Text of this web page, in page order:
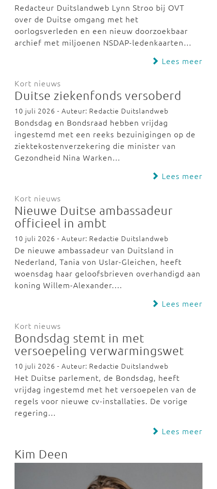
Redacteur Duitslandweb Lynn Stroo bij OVT
over de Duitse omgang met het
oorlogsverleden en een nieuw doorzoekbaar
archief met miljoenen NSDAP-ledenkaarten…
Lees meer
Kort nieuws
Duitse ziekenfonds versoberd
10 juli 2026 - Auteur: Redactie Duitslandweb
Bondsdag en Bondsraad hebben vrijdag
ingestemd met een reeks bezuinigingen op de
ziektekostenverzekering die minister van
Gezondheid Nina Warken…
Lees meer
Kort nieuws
Nieuwe Duitse ambassadeur
officieel in ambt
10 juli 2026 - Auteur: Redactie Duitslandweb
De nieuwe ambassadeur van Duitsland in
Nederland, Tania von Uslar-Gleichen, heeft
woensdag haar geloofsbrieven overhandigd aan
koning Willem-Alexander.…
Lees meer
Kort nieuws
Bondsdag stemt in met
versoepeling verwarmingswet
10 juli 2026 - Auteur: Redactie Duitslandweb
Het Duitse parlement, de Bondsdag, heeft
vrijdag ingestemd met het versoepelen van de
regels voor nieuwe cv-installaties. De vorige
regering…
Lees meer
Kim Deen